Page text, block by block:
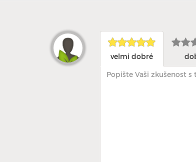
velmi dobré